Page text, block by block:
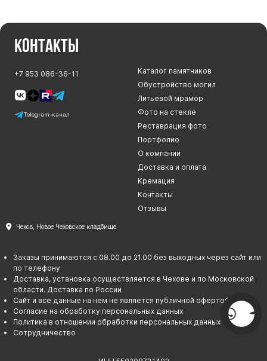
Контакты
+7 953 086-36-11
Telegram-канал
Каталог памятников
Обустройство могил
Литьевой мрамор
Фото на стекле
Реставрация фото
Портфолио
О компании
Доставка и оплата
Кремация
Контакты
Отзывы
Чехов, Новое Чеховское кладбище
Заказы принимаются с 08.00 до 21.00 без выходных через сайт или
по телефону
Доставка, установка осуществляется в Чехове и по Московской
области. Доставка по России
Сайт и все данные на нем не является публичной офертой
Согласие на обработку персональных данных
Политика в отношении обработки персональных данных
Сотрудничество